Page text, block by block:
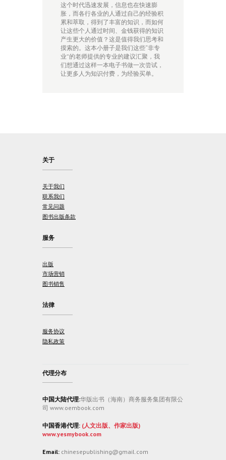
这个时代迅速发展，信息也在快速膨
胀，而各行各业的人通过自己的经验积
累和萃取，得到了丰富的知识，而如何
让这些个人通过时间、金钱获得的知识
产生更大的价值？这是值得我们思考和
摸索的。这本小册子是我们这些“非专
业”的老师提供的专业的建议汇聚，我
们想通过这样一本电子书做一次尝试，
让更多人为知识付费，为经验买单。
关于
关于我们
联系我们
常见问题
图书出版条款
服务
出版
市场营销
图书销售
法律
服务协议
隐私政策
代理分布
中国大陆代理:华版出书（海南）商务服务集团有限公
司 www.oembook.com
中国香港代理: (人文出版、作家出版)
www.yesmybook.com
Email: chinesepublishing@gmail.com